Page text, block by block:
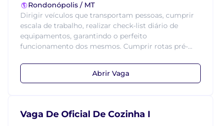
Rondonópolis / MT
Dirigir veículos que transportam pessoas, cumprir
escala de trabalho, realizar check-list diário de
equipamentos, garantindo o perfeito
funcionamento dos mesmos. Cumprir rotas pré-...
Abrir Vaga
Vaga De Oficial De Cozinha I